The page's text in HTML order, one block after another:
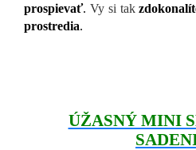
prospievať. Vy si tak
prostredia.
ÚŽASNÝ MINI